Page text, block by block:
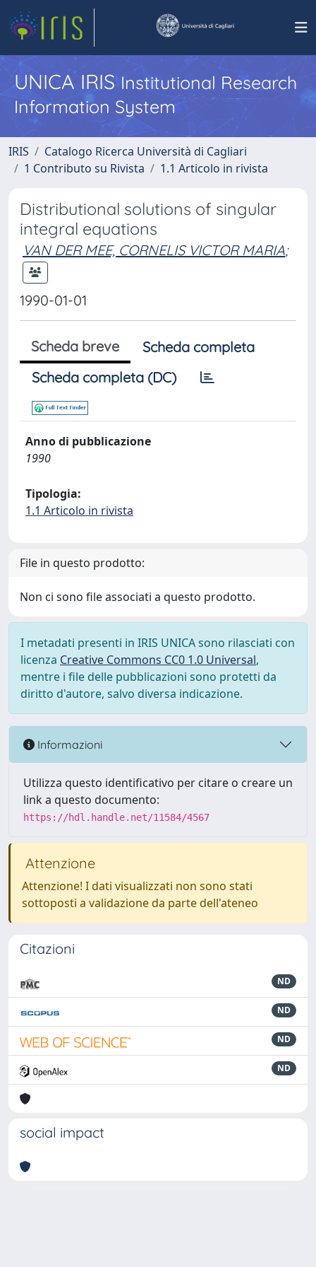
UNICA IRISInstitutional Research
Information System
IRIS
Catalogo Ricerca Università di Cagliari
1 Contributo su Rivista
1.1 Articolo in rivista
Distributional solutions of singular
integral equations
VAN DER MEE, CORNELIS VICTOR MARIA;
1990-01-01
Scheda breve
Scheda completa
Scheda completa (DC)
Anno di pubblicazione
1990
Tipologia:
1.1 Articolo in rivista
File in questo prodotto:
Non ci sono file associati a questo prodotto.
I metadati presenti in IRIS UNICA sono rilasciati con
licenza Creative Commons CC0 1.0 Universal,
mentre i file delle pubblicazioni sono protetti da
diritto d'autore, salvo diversa indicazione.
Informazioni
Utilizza questo identificativo per citare o creare un
link a questo documento:
https://hdl.handle.net/11584/4567
Attenzione
Attenzione! I dati visualizzati non sono stati
sottoposti a validazione da parte dell'ateneo
Citazioni
ND
ND
ND
ND
social impact